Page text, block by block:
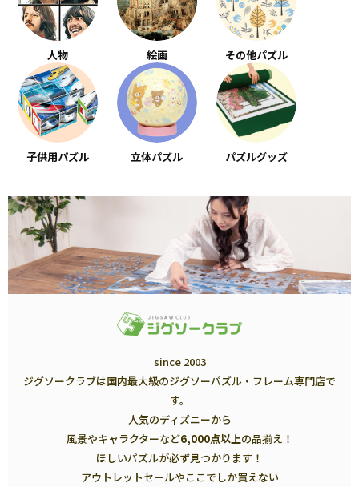
人物 絵画 その他パズル
子供用パズル 立体パズル パズルグッズ
since 2003
ジグソークラブは国内最大級のジグソーパズル・フレーム専門店で
す。
人気のディズニーから
風景やキャラクターなど6,000点以上の品揃え！
ほしいパズルが必ず見つかります！
アウトレットセールやここでしか買えない